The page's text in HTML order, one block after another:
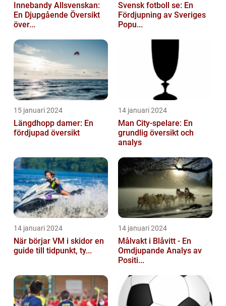
Innebandy Allsvenskan:
En Djupgående Översikt
över...
Svensk fotboll se: En
Fördjupning av Sveriges
Popu...
15 januari 2024
Längdhopp damer: En
fördjupad översikt
14 januari 2024
Man City-spelare: En
grundlig översikt och
analys
14 januari 2024
När börjar VM i skidor en
guide till tidpunkt, ty...
14 januari 2024
Målvakt i Blåvitt - En
Omdjupande Analys av
Positi...